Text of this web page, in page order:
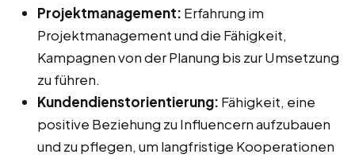
Projektmanagement: Erfahrung im
Projektmanagement und die Fähigkeit,
Kampagnen von der Planung bis zur Umsetzung
zu führen.
Kundendienstorientierung: Fähigkeit, eine
positive Beziehung zu Influencern aufzubauen
und zu pflegen, um langfristige Kooperationen